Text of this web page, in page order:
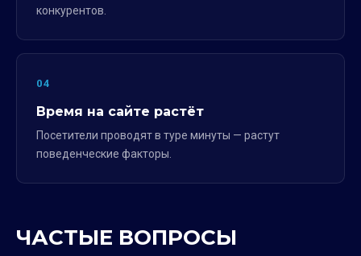
конкурентов.
04
Время на сайте растёт
Посетители проводят в туре минуты — растут
поведенческие факторы.
ЧАСТЫЕ ВОПРОСЫ